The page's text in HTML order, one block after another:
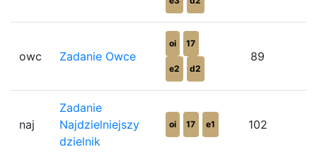
owc Zadanie Owce
oi 17
e2 d2
89
naj
Zadanie
Najdzielniejszy
dzielnik
oi 17 e1 102